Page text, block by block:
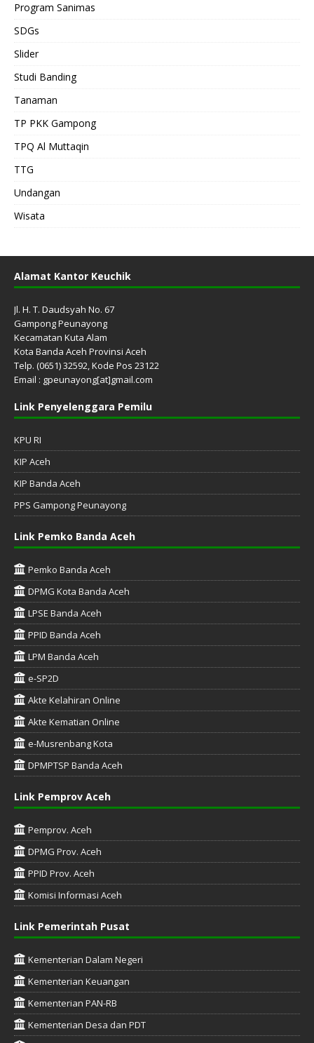
Program Sanimas
SDGs
Slider
Studi Banding
Tanaman
TP PKK Gampong
TPQ Al Muttaqin
TTG
Undangan
Wisata
Alamat Kantor Keuchik
Jl. H. T. Daudsyah No. 67
Gampong Peunayong
Kecamatan Kuta Alam
Kota Banda Aceh Provinsi Aceh
Telp. (0651) 32592, Kode Pos 23122
Email : gpeunayong[at]gmail.com
Link Penyelenggara Pemilu
KPU RI
KIP Aceh
KIP Banda Aceh
PPS Gampong Peunayong
Link Pemko Banda Aceh
Pemko Banda Aceh
DPMG Kota Banda Aceh
LPSE Banda Aceh
PPID Banda Aceh
LPM Banda Aceh
e-SP2D
Akte Kelahiran Online
Akte Kematian Online
e-Musrenbang Kota
DPMPTSP Banda Aceh
Link Pemprov Aceh
Pemprov. Aceh
DPMG Prov. Aceh
PPID Prov. Aceh
Komisi Informasi Aceh
Link Pemerintah Pusat
Kementerian Dalam Negeri
Kementerian Keuangan
Kementerian PAN-RB
Kementerian Desa dan PDT